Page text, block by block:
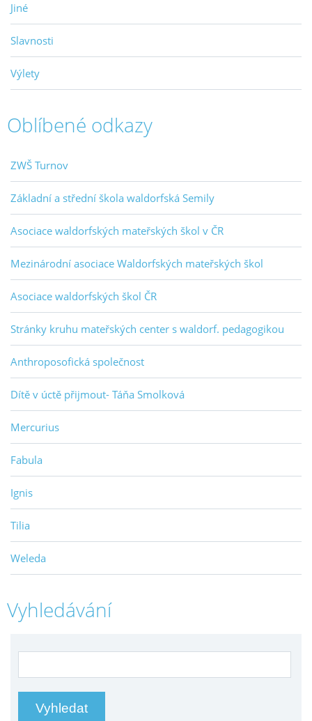
Jiné
Slavnosti
Výlety
Oblíbené odkazy
ZWŠ Turnov
Základní a střední škola waldorfská Semily
Asociace waldorfských mateřských škol v ČR
Mezinárodní asociace Waldorfských mateřských škol
Asociace waldorfských škol ČR
Stránky kruhu mateřských center s waldorf. pedagogikou
Anthroposofická společnost
Dítě v úctě přijmout- Táňa Smolková
Mercurius
Fabula
Ignis
Tilia
Weleda
Vyhledávání